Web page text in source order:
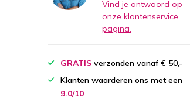
Vind je antwoord op
onze klantenservice
pagina.
GRATIS verzonden vanaf € 50,-
Klanten waarderen ons met een
9.0/10